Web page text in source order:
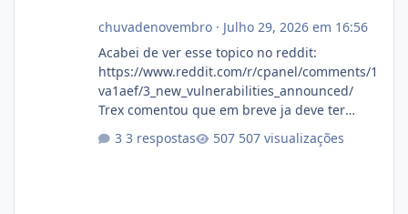
chuvadenovembro· Julho 29, 2026 em 16:56
Acabei de ver esse topico no reddit:
https://www.reddit.com/r/cpanel/comments/1
va1aef/3_new_vulnerabilities_announced/
Trex comentou que em breve ja deve ter
3 respostas 507 visualizações